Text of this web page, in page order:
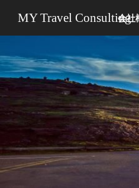
MY Travel Consulting
会社